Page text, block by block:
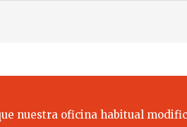
nuestra oficina habitual